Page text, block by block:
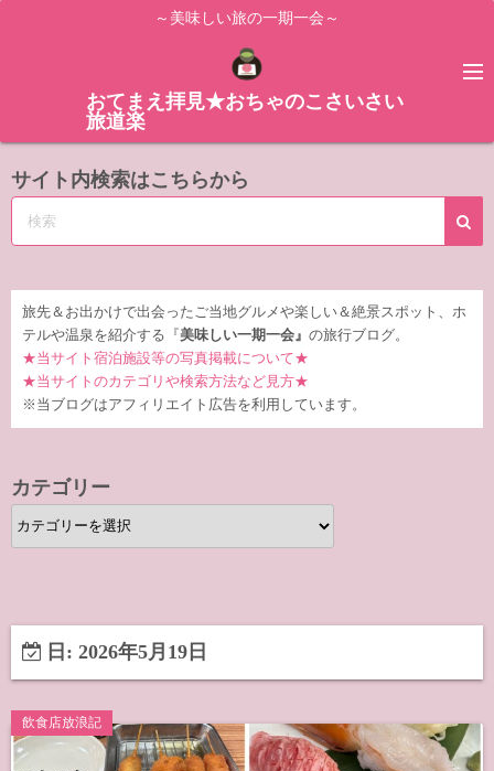
ス
ッ
～美味しい旅の一期一会～
おてまえ拝見★おちゃのこさいさい
旅道楽
サイト内検索はこちらから
旅先＆お出かけで出会ったご当地グルメや楽しい＆絶景スポット、ホ
テルや温泉を紹介する『 美味しい一期一会』 の旅行ブログ。
★当サイト宿泊施設等の写真掲載について★
★当サイトのカテゴリや検索方法など見方★
※当ブログはアフィリエイト広告を利用しています。
カテゴリー
カ
テ
ー
日: 2026年5月19日
飲食店放浪記